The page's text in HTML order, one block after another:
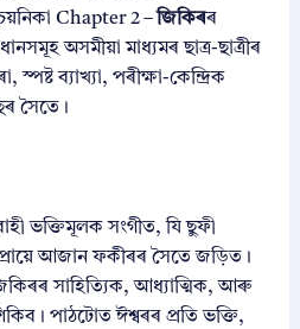
Chapter 2 –জিকিৰৰ
অসমীয়া মাধ্যমৰ ছাত্ৰ-ছাত্ৰীৰ
স্পষ্ট ব্যাখ্যা, পৰীক্ষা-কেন্দ্ৰিক
সৈতে।
ভক্তিমূলক সংগীত, যি ছুফী
প্ৰায়ে আজান ফকীৰৰ সৈতে জড়িত।
সাহিত্যিক, আধ্যাত্মিক, আৰু
পাঠটোত ঈশ্বৰৰ প্রতি ভক্তি,